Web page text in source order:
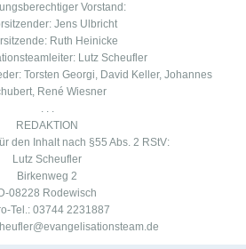
Vorstand:
Jens Ulbricht
Ruth Heinicke
Lutz Scheufler
Torsten Georgi, David Keller, Johannes
René Wiesner
. . .
REDAKTION
den Inhalt nach §55 Abs. 2 RStV:
Lutz Scheufler
Birkenweg 2
D-08228 Rodewisch
Tel.: 03744 2231887